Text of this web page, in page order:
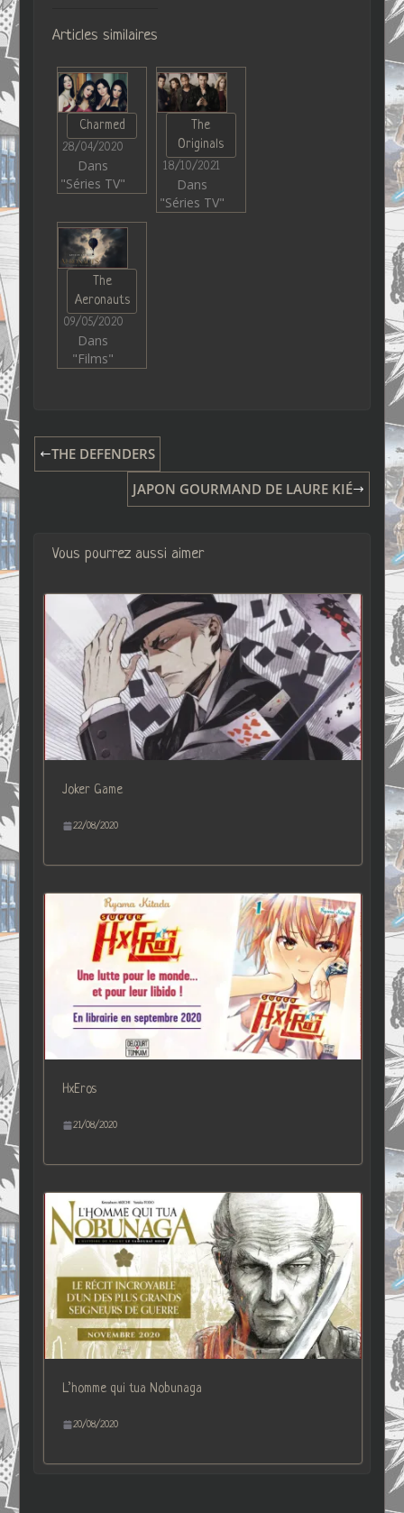
Articles similaires
Charmed
28/04/2020
Dans
"Séries TV"
The
Originals
18/10/2021
Dans
"Séries TV"
The
Aeronauts
09/05/2020
Dans
"Films"
THE DEFENDERS
JAPON GOURMAND DE LAURE KIÉ
Vous pourrez aussi aimer
Joker Game
22/08/2020
HxEros
21/08/2020
L’homme qui tua Nobunaga
20/08/2020